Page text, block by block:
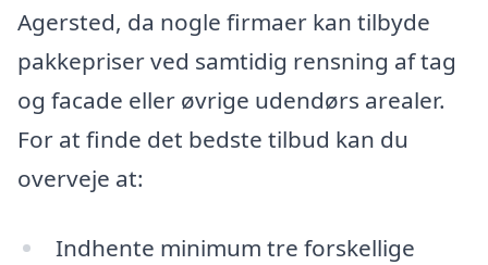
Agersted, da nogle firmaer kan tilbyde
pakkepriser ved samtidig rensning af tag
og facade eller øvrige udendørs arealer.
For at finde det bedste tilbud kan du
overveje at:
Indhente minimum tre forskellige